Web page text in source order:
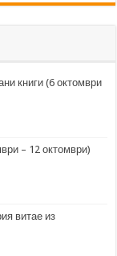
книги (6 октомври
– 12 октомври)
витае из